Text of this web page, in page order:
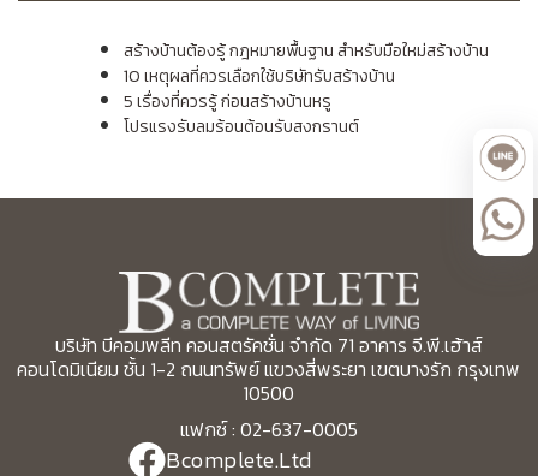
สร้างบ้านต้องรู้ กฎหมายพื้นฐาน สำหรับมือใหม่สร้างบ้าน
10 เหตุผลที่ควรเลือกใช้บริษัทรับสร้างบ้าน
5 เรื่องที่ควรรู้ ก่อนสร้างบ้านหรู
โปรแรงรับลมร้อนต้อนรับสงกรานต์
บริษัท บีคอมพลีท คอนสตรัคชั่น จำกัด 71 อาคาร จี.พี.เฮ้าส์
คอนโดมิเนียม ชั้น 1-2 ถนนทรัพย์ แขวงสี่พระยา เขตบางรัก กรุงเทพ
10500
แฟกซ์ : 02-637-0005
Bcomplete.Ltd